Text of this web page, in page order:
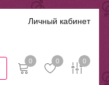
Личный кабинет
0 0 0